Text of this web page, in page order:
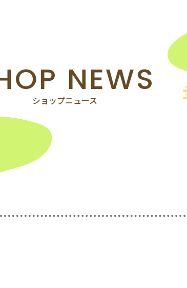
エリアマップ
サービス案内
NEWS
ショップニュース